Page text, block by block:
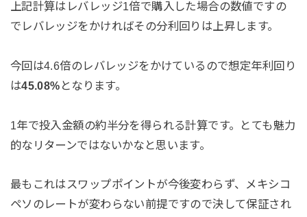
上記計算はレバレッジ1倍で購入した場合の数値ですの
でレバレッジをかければその分利回りは上昇します。
今回は4.6倍のレバレッジをかけているので想定年利回り
は45.08% となります。
1年で投入金額の約半分を得られる計算です。とても魅力
的なリターンではないかなと思います。
最もこれはスワップポイントが今後変わらず、メキシコ
ペソのレートが変わらない前提ですので決して保証され